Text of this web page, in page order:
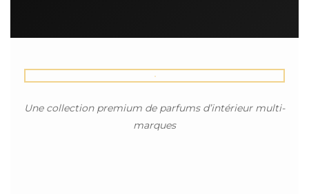
Une collection premium de parfums d’intérieur multi-
marques